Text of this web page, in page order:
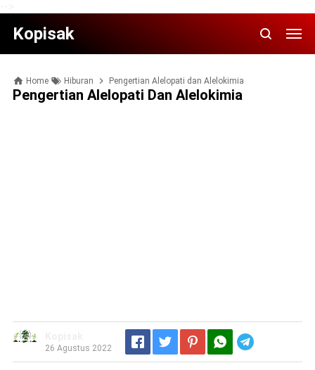
Kopisak
Home Hiburan Pengertian Alelopati dаn Alelokimia
Pengertian Alelopati Dаn Alelokimia
26 Agustus 2022